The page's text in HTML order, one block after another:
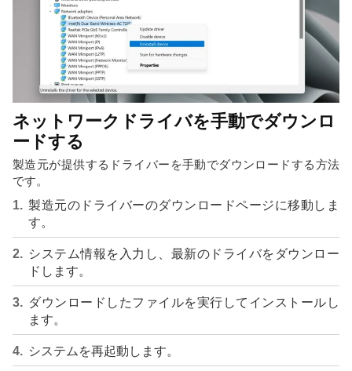
ネットワークドライバを手動でダウンロ
ードする
製造元が提供するドライバーを手動でダウンロードする方法
です。
製造元のドライバーのダウンロードページに移動しま
す。
システム情報を入力し、最新のドライバをダウンロー
ドします。
ダウンロードしたファイルを実行してインストールし
ます。
システムを再起動します。